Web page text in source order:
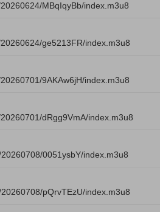
MBqIqyBb/index.m3u8
ge5213FR/index.m3u8
9AKAw6jH/index.m3u8
dRgg9VmA/index.m3u8
0051ysbY/index.m3u8
pQrvTEzU/index.m3u8